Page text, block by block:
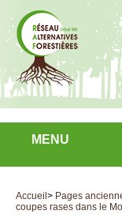
MENU
Accueil > Pages
coupes rases dans le